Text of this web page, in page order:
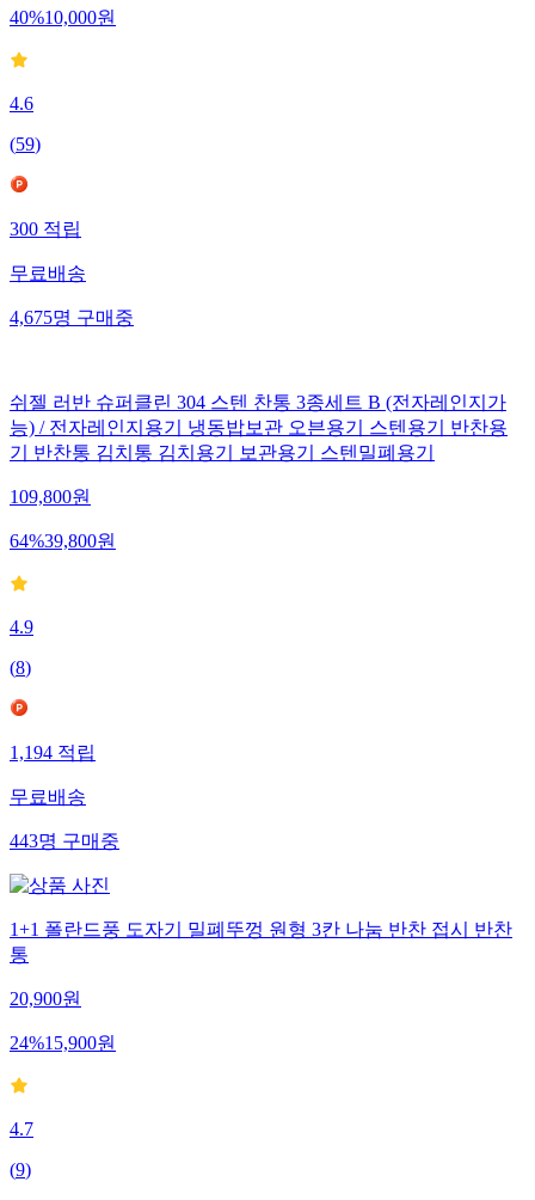
40%10,000원
4.6
(59)
300적립
무료배송
4,675명구매중
쉬젤 러반 슈퍼클린 304 스텐 찬통 3종세트 B (전자레인지가
능) / 전자레인지용기 냉동밥보관 오븐용기 스텐용기 반찬용
기 반찬통 김치통 김치용기 보관용기 스텐밀폐용기
109,800원
64%39,800원
4.9
(8)
1,194적립
무료배송
443명구매중
1+1 폴란드풍 도자기 밀폐뚜껑 원형 3칸 나눔 반찬 접시 반찬
통
20,900원
24%15,900원
4.7
(9)